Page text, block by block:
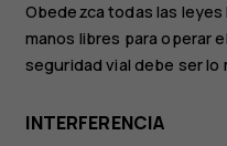
Obedezca todas las
manos libres para operar
seguridad vial debe ser lo
INTERFERENCIA